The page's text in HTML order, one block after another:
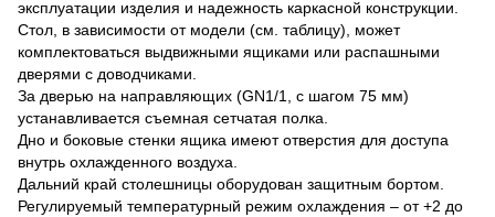
эксплуатации изделия и надежность каркасной конструкции.
Стол, в зависимости от модели (см. таблицу), может
комплектоваться выдвижными ящиками или распашными
дверями с доводчиками.
За дверью на направляющих (GN1/1, с шагом 75 мм)
устанавливается съемная сетчатая полка.
Дно и боковые стенки ящика имеют отверстия для доступа
внутрь охлажденного воздуха.
Дальний край столешницы оборудован защитным бортом.
Регулируемый температурный режим охлаждения – от +2 до